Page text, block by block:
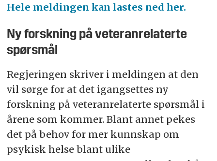
Hele meldingen kan lastes ned her.
Ny forskning på veteranrelaterte
spørsmål
Regjeringen skriver i meldingen at den
vil sørge for at det igangsettes ny
forskning på veteranrelaterte spørsmål i
årene som kommer. Blant annet pekes
det på behov for mer kunnskap om
psykisk helse blant ulike